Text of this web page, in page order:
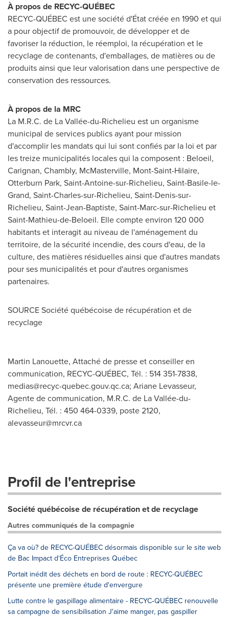
À propos de RECYC-QUÉBEC
RECYC-QUÉBEC est une société d'État créée en 1990 et qui
a pour objectif de promouvoir, de développer et de
favoriser la réduction, le réemploi, la récupération et le
recyclage de contenants, d'emballages, de matières ou de
produits ainsi que leur valorisation dans une perspective de
conservation des ressources.
À propos de la MRC
La M.R.C. de La Vallée-du-Richelieu est un organisme
municipal de services publics ayant pour mission
d'accomplir les mandats qui lui sont confiés par la loi et par
les treize municipalités locales qui la composent : Beloeil,
Carignan, Chambly, McMasterville, Mont-Saint-Hilaire,
Otterburn Park, Saint-Antoine-sur-Richelieu, Saint-Basile-le-
Grand, Saint-Charles-sur-Richelieu, Saint-Denis-sur-
Richelieu, Saint-Jean-Baptiste, Saint-Marc-sur-Richelieu et
Saint-Mathieu-de-Beloeil. Elle compte environ 120 000
habitants et interagit au niveau de l'aménagement du
territoire, de la sécurité incendie, des cours d'eau, de la
culture, des matières résiduelles ainsi que d'autres mandats
pour ses municipalités et pour d'autres organismes
partenaires.
SOURCE Société québécoise de récupération et de
recyclage
Martin Lanouette, Attaché de presse et conseiller en
communication, RECYC-QUÉBEC, Tél. : 514 351-7838,
medias@recyc-quebec.gouv.qc.ca; Ariane Levasseur,
Agente de communication, M.R.C. de La Vallée-du-
Richelieu, Tél. : 450 464-0339, poste 2120,
alevasseur@mrcvr.ca
Profil de l'entreprise
Société québécoise de récupération et de recyclage
Autres communiqués de la compagnie
Ça va où? de RECYC-QUÉBEC désormais disponible sur le site web
de Bac Impact d'Éco Entreprises Québec
Portait inédit des déchets en bord de route : RECYC-QUÉBEC
présente une première étude d'envergure
Lutte contre le gaspillage alimentaire - RECYC‑QUÉBEC renouvelle
sa campagne de sensibilisation J'aime manger, pas gaspiller